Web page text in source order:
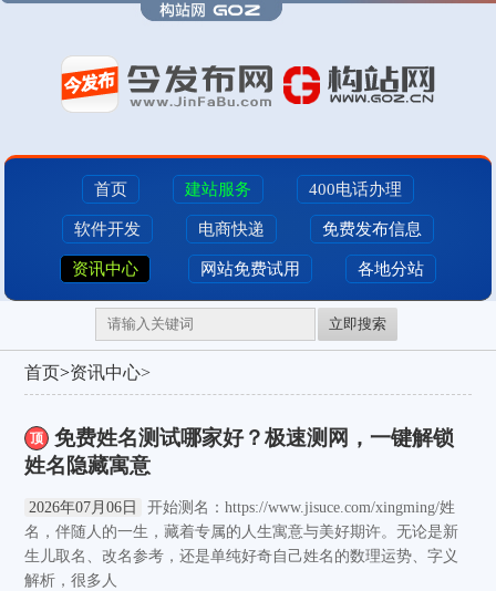
首页 建站服务 400电话办理
软件开发 电商快递 免费发布信息
资讯中心 网站免费试用 各地分站
立即搜索
首页>资讯中心>
顶
免费姓名测试哪家好？极速测网，一键解锁
姓名隐藏寓意
2026年07月06日
开始测名：https://www.jisuce.com/xingming/姓
名，伴随人的一生，藏着专属的人生寓意与美好期许。无论是新
生儿取名、改名参考，还是单纯好奇自己姓名的数理运势、字义
解析，很多人